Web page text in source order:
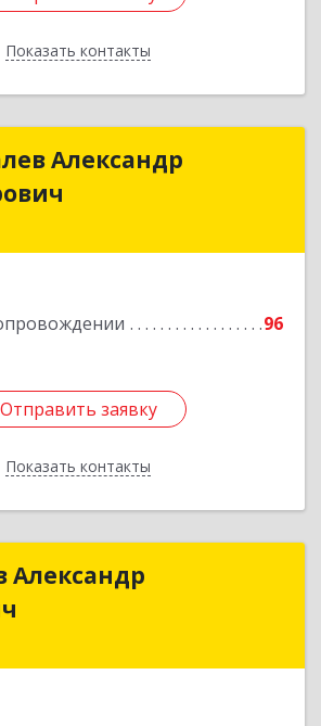
Показать контакты
Назад
Александр
96
Отправить заявку
Показать контакты
Стригалев Александр
Подробнее
Отправить заявку
Назад
Александр
ИП Иванов Александр